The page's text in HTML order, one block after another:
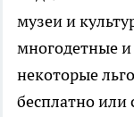
музеи и
многодетные
некоторые
бесплатно или